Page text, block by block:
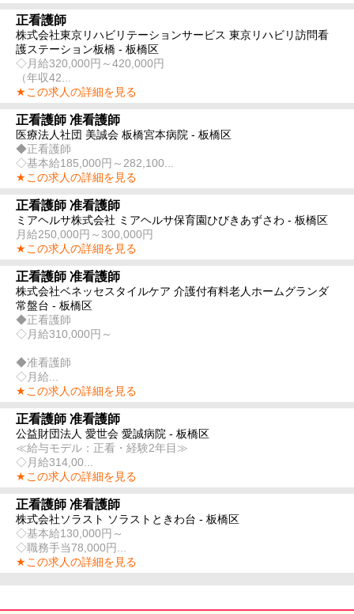
正看護師
株式会社東京リハビリテーションサービス 東京リハビリ訪問看
護ステーション板橋 - 板橋区
◇月給320,000円～420,000円
（年収42...
★この求人の詳細を見る
正看護師 准看護師
医療法人社団 美誠会 板橋宮本病院 - 板橋区
◆正看護師
◇基本給185,000円～282,100...
★この求人の詳細を見る
正看護師 准看護師
ミアヘルサ株式会社 ミアヘルサ保育園ひびきあずさわ - 板橋区
月給250,000円～300,000円
★この求人の詳細を見る
正看護師 准看護師
株式会社ベネッセスタイルケア 介護付有料老人ホームグランダ
常盤台 - 板橋区
◆正看護師
◇月給310,000円～
◆准看護師
◇月給...
★この求人の詳細を見る
正看護師 准看護師
公益財団法人 愛世会 愛誠病院 - 板橋区
≪給与モデル：正看・経験2年目≫
◇月給314,00...
★この求人の詳細を見る
正看護師 准看護師
株式会社ソラスト ソラストときわ台 - 板橋区
◇基本給130,000円～
◇職務手当78,000円...
★この求人の詳細を見る